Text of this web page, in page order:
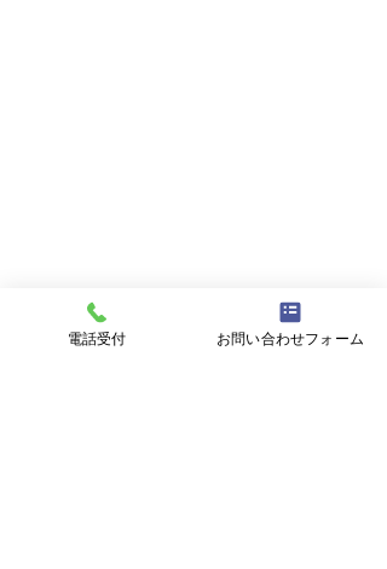
電話受付 お問い合わせフォーム